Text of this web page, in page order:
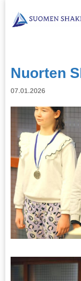
Nuorten
07.01.2026